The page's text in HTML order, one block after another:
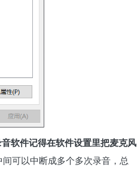
软件记得在软件设置里把麦克风
可以中断成多个多次录音，总